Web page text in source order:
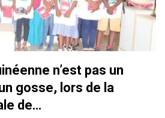
n’est pas un
gosse, lors de la
de…